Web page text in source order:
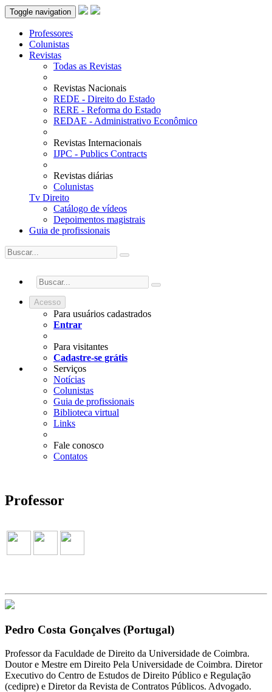
Toggle navigation
Professores
Colunistas
Revistas
Todas as Revistas
Revistas Nacionais
REDE - Direito do Estado
RERE - Reforma do Estado
REDAE - Administrativo Econômico
Revistas Internacionais
IJPC - Publics Contracts
Revistas diárias
Colunistas
Tv Direito
Catálogo de vídeos
Depoimentos magistrais
Guia de profissionais
Acesso
Para usuários cadastrados
Entrar
Para visitantes
Cadastre-se grátis
Serviços
Notícias
Colunistas
Guia de profissionais
Biblioteca virtual
Links
Fale conosco
Contatos
Professor
Pedro Costa Gonçalves (Portugal)
Professor da Faculdade de Direito da Universidade de Coimbra.
Doutor e Mestre em Direito Pela Universidade de Coimbra. Diretor
Executivo do Centro de Estudos de Direito Público e Regulação
(cedipre) e Diretor da Revista de Contratos Públicos. Advogado.